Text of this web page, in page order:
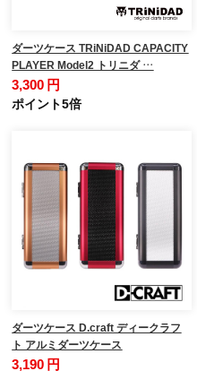
ダーツケース TRiNiDAD CAPACITY
PLAYER Model2 トリニダ …
3,300 円
ポイント5倍
ダーツケース D.craft ディークラフ
ト アルミダーツケース
3,190 円